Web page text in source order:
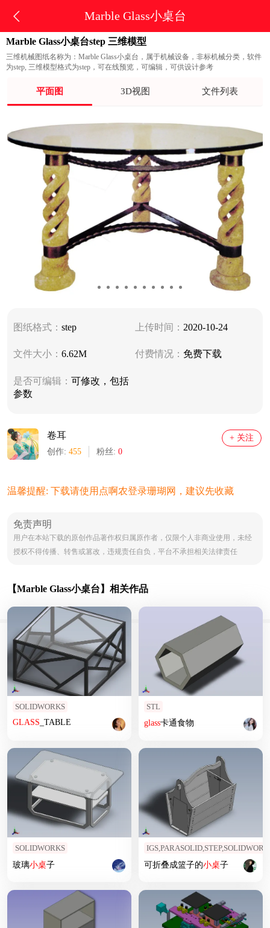
Marble Glass小桌台
Marble Glass小桌台step 三维模型
三维机械图纸名称为：Marble Glass小桌台，属于机械设备，非标机械分类，软件
为step, 三维模型格式为step，可在线预览，可编辑，可供设计参考
平面图 3D视图 文件列表
图纸格式： step 上传时间： 2020-10-24
文件大小： 6.62M 付费情况： 免费下载
是否可编辑： 可修改，包括
参数
卷耳
创作: 455 粉丝: 0
+ 关注
温馨提醒: 下载请使用点啊农登录珊瑚网，建议先收藏
免责声明
用户在本站下载的原创作品著作权归属原作者，仅限个人非商业使用，未经
授权不得传播、转售或篡改，违规责任自负，平台不承担相关法律责任
【Marble Glass小桌台】相关作品
SOLIDWORKS
GLASS _TABLE
STL
glass卡通食物
SOLIDWORKS
玻璃小桌子 可折叠成篮子的小桌子